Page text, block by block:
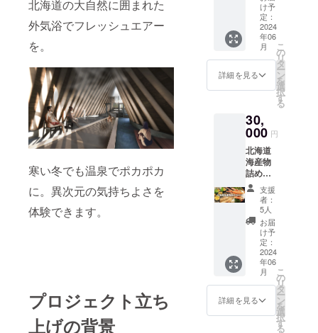
北海道の大自然に囲まれた
外気浴でフレッシュエアー
を。
寒い冬でも温泉でポカポカ
に。異次元の気持ちよさを
体験できます。
プロジェクト立ち
上げの背景
（※体験
時間は
約3時間
となり
ます。
日程
と、午
帯をお
選びい
ただ
き、お
申し込
みくだ
さ
い。）
（※支援
１件に
つき、6
名まで
ご一緒
に参加
するこ
能で
す。）
※チケッ
温泉入
浴剤
（30
袋） ・
知内温
泉オリ
ジナル
オル ・
知内温
泉で
使って
いる（1
個）桶
※【入浴
剤使用
方法】
浴槽の
お湯１
５０～
２００ℓ
に対し
て一包
（25
ｇ）を
やサウ
ナを応
援して
くれた
方々の
お名前
をサウ
ナの素
材でも
ている
道南杉
でプ
レート
を作り
来客の
皆さま
にご覧
いただ
けるよ
う館内
に飾ら
せてい
ただき
ます。
※施工次
第で提
け予
定：
2024
年06
月
詳細を見る
こ
の
リ
タ
ー
ン
を
選
択
す
る
30,
000 円
北海道
海産物
詰め合
わせ
セット
（旬の
鮮魚
セッ
ト） ※
写真は
イメー
ジにな
りま
す。 時
期に
よって
支援
者：
5人
お届
け予
定：
2024
年06
月
詳細を見る
こ
の
リ
タ
ー
ン
を
選
択
す
る